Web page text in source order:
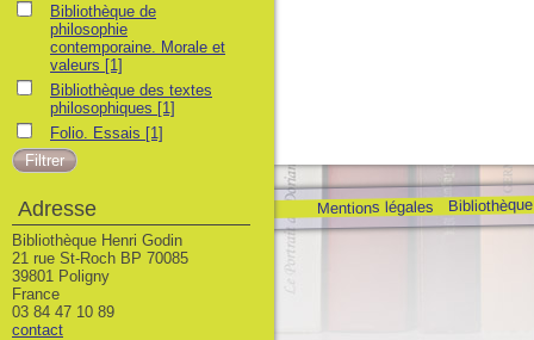
Mentions légales
Bibliothèque de philosophie contemporaine. Morale et valeurs
Bibliothèque de
philosophie
contemporaine. Morale et
valeurs [1]
Bibliothèque des textes philosophiques
Bibliothèque des textes
philosophiques [1]
Folio. Essais
Folio. Essais [1]
Adresse
Bibliothèque Henri Godin
21 rue St-Roch BP 70085
39801 Poligny
France
03 84 47 10 89
contact